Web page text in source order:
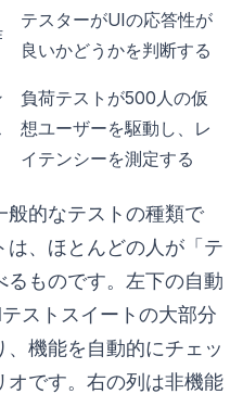
テスターがUIの応答性が
良いかどうかを判断する
負荷テストが500人の仮
想ユーザーを駆動し、レ
イテンシーを測定する
般的なテストの種類で
、ほとんどの人が「テ
るものです。左下の自動
ストスイートの大部分
機能を自動的にチェッ
オです。右の列は非機能